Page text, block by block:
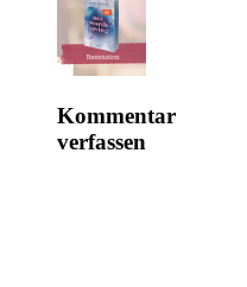
Kommentar
verfassen